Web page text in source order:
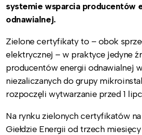
systemie wsparcia producentów
odnawialnej.
Zielone certyfikaty to – obok
elektrycznej – w praktyce jedyne
producentów energii odnawialnej
niezaliczanych do grupy
rozpoczęli wytwarzanie przed 1
Na rynku zielonych certyfikatów
Giełdzie Energii od trzech